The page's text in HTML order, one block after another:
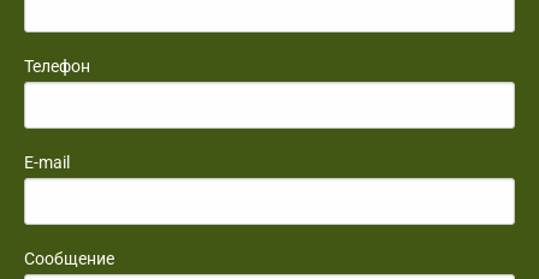
Телефон
E-mail
Сообщение